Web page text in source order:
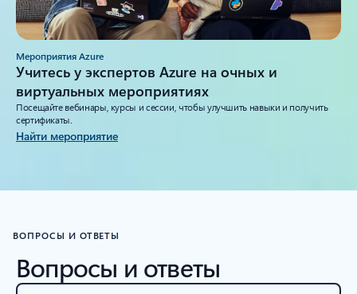
Мероприятия Azure
Учитесь у экспертов Azure на очных и
виртуальных мероприятиях
Посещайте вебинары, курсы и сессии, чтобы улучшить навыки и получить
сертификаты.
Найти мероприятие
ВОПРОСЫ И ОТВЕТЫ
Вопросы и ответы